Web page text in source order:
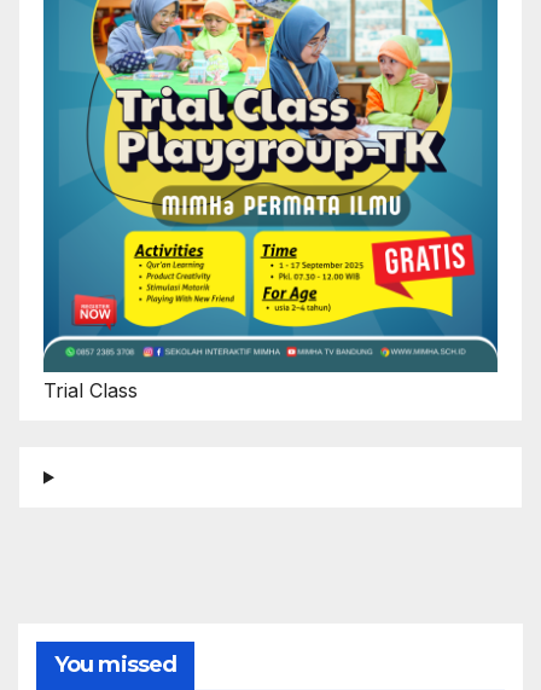
Trial Class
You missed